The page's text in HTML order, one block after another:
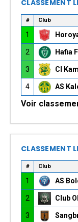
CLASSEMENT
# Club
1
2 Hafia
3 CI
4 AS
Voir
CLASSEMENT
# Club
1 AS
2 Club
3